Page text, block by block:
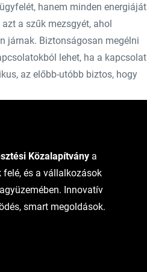
hanem minden energiáját
a szűk mezsgyét, ahol
járnak. Biztonságosan megélni
lehet, ha a kapcsolat
az előbb-utóbb biztos, hogy
Közalapítvány a
és a vállalkozások
Innovatív
smart megoldások.